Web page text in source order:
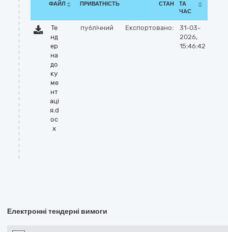
ФАЙЛ ПРИВАТНІСТЬ СТАН
ТА
ЧАС
Те
нд
ер
на
до
ку
ме
нт
аці
я.d
oc
x
публічний Експортовано:
31-03-
2026,
15:46:42
Електронні тендерні вимоги